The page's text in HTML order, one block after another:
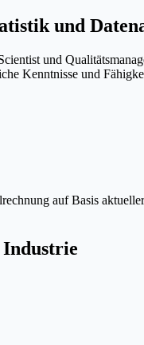
und
und
Kenntnisse und
auf Basis